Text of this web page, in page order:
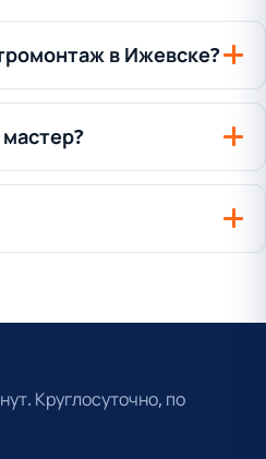
в Ижевске?
Круглосуточно, по